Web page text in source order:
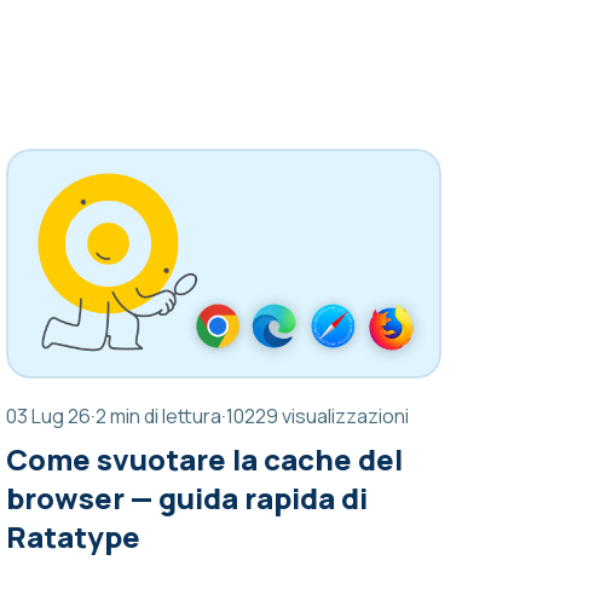
03 Lug 26·2 min di lettura·10229 visualizzazioni
Come svuotare la cache del
browser — guida rapida di
Ratatype